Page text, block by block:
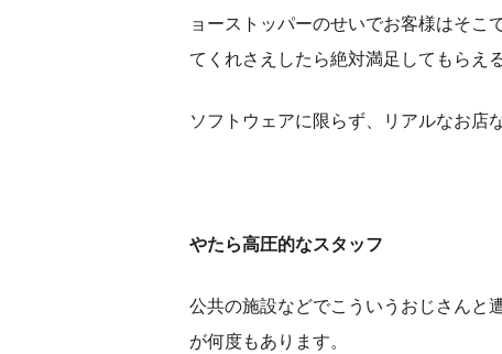
ョーストッパーのせいでお客様はそ
てくれさえしたら絶対満足してもらえ
ソフトウェアに限らず、リアルなお店
やたら高圧的なスタッフ
公共の施設などでこういうおじさんと
が何度もあります。